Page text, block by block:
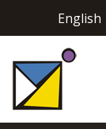
English